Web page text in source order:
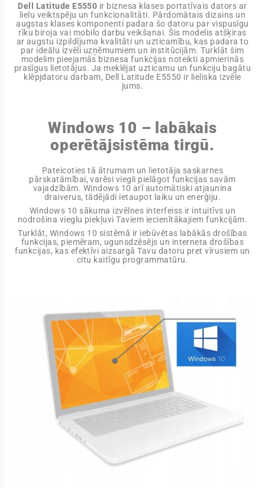
Dell Latitude E5550 ir biznesa klases portatīvais dators ar
lielu veiktspēju un funkcionalitāti. Pārdomātais dizains un
augstas klases komponenti padara šo datoru par vispusīgu
rīku biroja vai mobilo darbu veikšanai. Šis modelis atšķiras
ar augstu izpildījuma kvalitāti un uzticamību, kas padara to
par ideālu izvēli uzņēmumiem un institūcijām. Turklāt šim
modelim pieejamās biznesa funkcijas noteikti apmierinās
prasīgus lietotājus. Ja meklējat uzticamu un funkciju bagātu
klēpjdatoru darbam, Dell Latitude E5550 ir lieliska izvēle
jums.
Windows 10 – labākais
operētājsistēma tirgū.
Pateicoties tā ātrumam un lietotāja saskarnes
pārskatāmībai, varēsi viegli pielāgot funkcijas savām
vajadzībām. Windows 10 arī automātiski atjaunina
draiverus, tādējādi ietaupot laiku un enerģiju.
Windows 10 sākuma izvēlnes interfeiss ir intuitīvs un
nodrošina vieglu piekļuvi Taviem iecienītākajiem funkcijām.
Turklāt, Windows 10 sistēmā ir iebūvētas labākās drošības
funkcijas, piemēram, ugunsdzēsējs un interneta drošības
funkcijas, kas efektīvi aizsargā Tavu datoru pret vīrusiem un
citu kaitīgu programmatūru.